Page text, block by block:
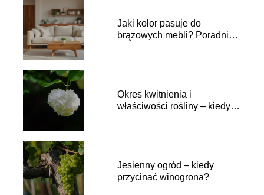
Jaki kolor pasuje do
brązowych mebli? Poradnik
Okres kwitnienia i
właściwości rośliny – kiedy
Jesienny ogród – kiedy
przycinać winogrona?